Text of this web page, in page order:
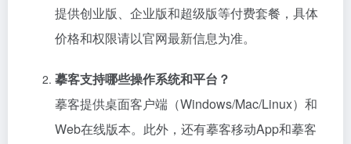
提供创业版、企业版和超级版等付费套餐，具体
价格和权限请以官网最新信息为准。
摹客支持哪些操作系统和平台？
摹客提供桌面客户端（Windows/Mac/Linux）和
Web在线版本。此外，还有摹客移动App和摹客